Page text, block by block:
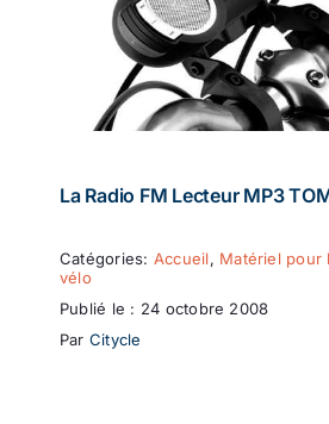
La Radio FM Lecteur MP3
Catégories: Accueil, Matériel pour
vélo
Publié le : 24 octobre 2008
Par Citycle